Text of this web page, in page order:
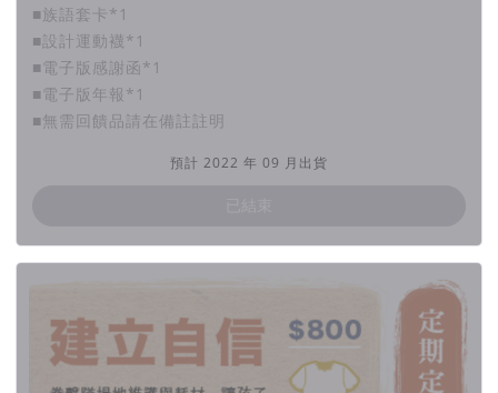
曾經，陳哲宇也走過坎坷的成長道路，直到拳擊讓
日後，當他在原住民住宅看到了這群被放棄的衝突
少年，鬥毆、破壞公物、進出少觀所⋯⋯
他從他們身上見到自己過去的影子。
■族語套卡*1
■設計運動襪*1
■電子版感謝函*1
■電子版年報*1
■無需回饋品請在備註註明
預計 2022 年 09 月出貨